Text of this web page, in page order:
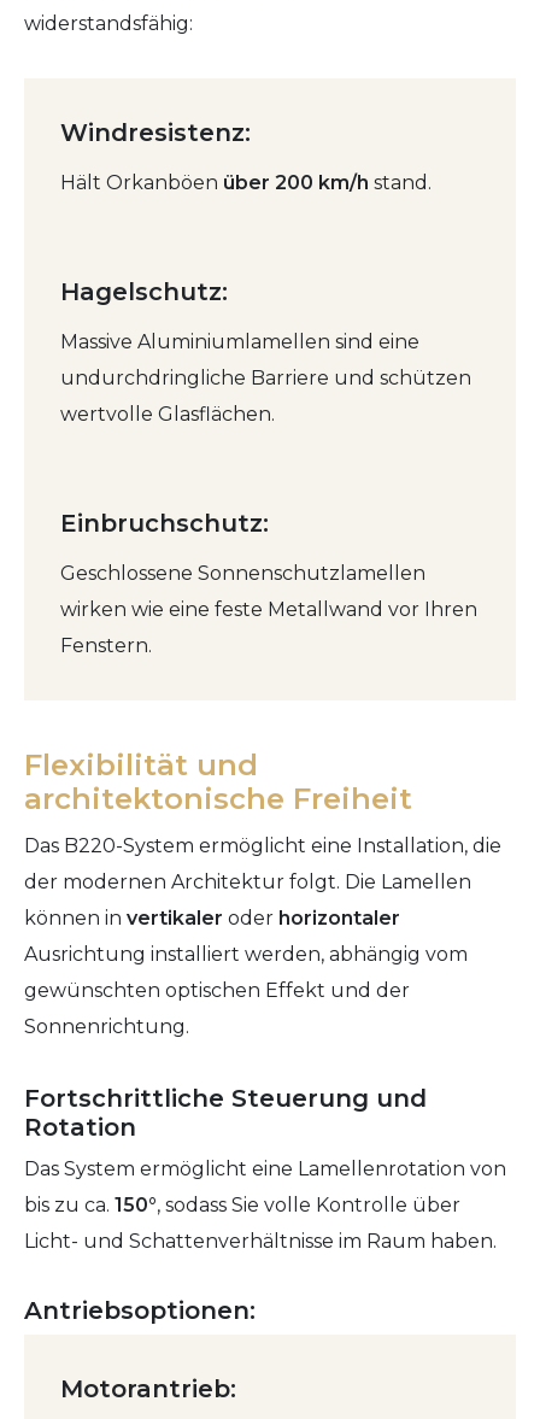
widerstandsfähig:
Windresistenz:
Hält Orkanböen über 200 km/h stand.
Hagelschutz:
Massive Aluminiumlamellen sind eine
undurchdringliche Barriere und schützen
wertvolle Glasflächen.
Einbruchschutz:
Geschlossene Sonnenschutzlamellen
wirken wie eine feste Metallwand vor Ihren
Fenstern.
Flexibilität und
architektonische Freiheit
Das B220-System ermöglicht eine Installation, die
der modernen Architektur folgt. Die Lamellen
können in vertikaler oder horizontaler
Ausrichtung installiert werden, abhängig vom
gewünschten optischen Effekt und der
Sonnenrichtung.
Fortschrittliche Steuerung und
Rotation
Das System ermöglicht eine Lamellenrotation von
bis zu ca. 150°, sodass Sie volle Kontrolle über
Licht- und Schattenverhältnisse im Raum haben.
Antriebsoptionen:
Motorantrieb: